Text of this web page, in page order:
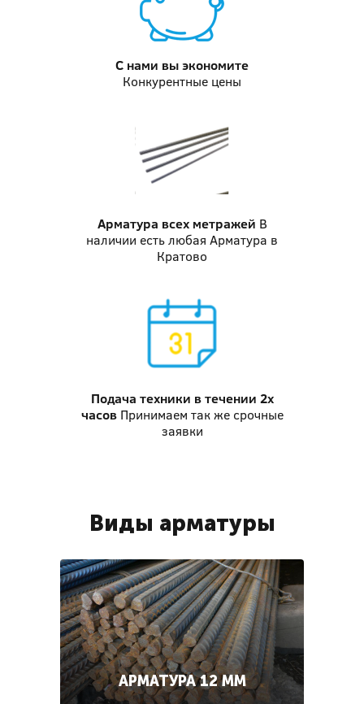
С нами выэкономите
Конкурентные цены
Арматура всех метражей В
наличии есть любая Арматура в
Кратово
Подача техники в течении 2х
часов Принимаем так же срочные
заявки
Виды арматуры
АРМАТУРА 12 ММ